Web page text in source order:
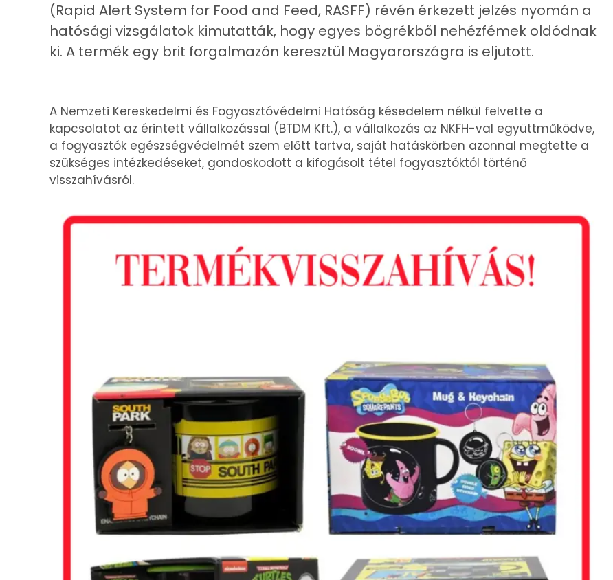
(Rapid Alert System for Food and Feed, RASFF) révén érkezett jelzés nyomán a
hatósági vizsgálatok kimutatták, hogy egyes bögrékből nehézfémek oldódnak
ki. A termék egy brit forgalmazón keresztül Magyarországra is eljutott.
A Nemzeti Kereskedelmi és Fogyasztóvédelmi Hatóság késedelem nélkül felvette a
kapcsolatot az érintett vállalkozással (BTDM Kft.), a vállalkozás az NKFH-val együttműködve,
a fogyasztók egészségvédelmét szem előtt tartva, saját hatáskörben azonnal megtette a
szükséges intézkedéseket, gondoskodott a kifogásolt tétel fogyasztóktól történő
visszahívásról.